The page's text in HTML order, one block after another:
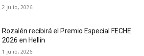
2 julio, 2026
Rozalén recibirá el Premio Especial FECHE
2026 en Hellín
1 julio, 2026